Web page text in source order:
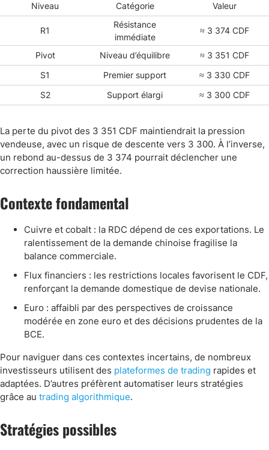
Niveau Catégorie Valeur
R1
Résistance
immédiate
≈ 3 374 CDF
Pivot Niveau d’équilibre
≈ 3 351 CDF
S1
Premier support
≈ 3 330 CDF
S2
Support élargi ≈ 3 300 CDF
La perte du pivot des 3 351 CDF maintiendrait la pression
vendeuse, avec un risque de descente vers 3 300. À l’inverse,
un rebond au-dessus de 3 374 pourrait déclencher une
correction haussière limitée.
Contexte fondamental
Cuivre et cobalt : la RDC dépend de ces exportations. Le
ralentissement de la demande chinoise fragilise la
balance commerciale.
Flux financiers : les restrictions locales favorisent le CDF,
renforçant la demande domestique de devise nationale.
Euro : affaibli par des perspectives de croissance
modérée en zone euro et des décisions prudentes de la
BCE.
Pour naviguer dans ces contextes incertains, de nombreux
investisseurs utilisent des plateformes de trading rapides et
adaptées. D’autres préfèrent automatiser leurs stratégies
grâce au trading algorithmique.
Stratégies possibles